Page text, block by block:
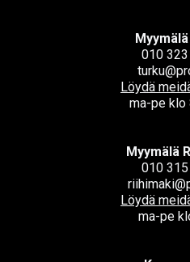
010
Löydä
ma-pe klo
Myymälä
010
Löydä
ma-pe